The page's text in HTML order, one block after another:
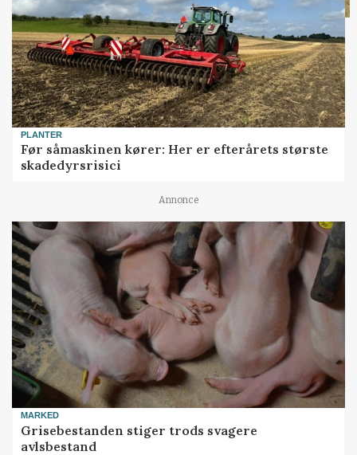
PLANTER
Før såmaskinen kører: Her er efterårets største
skadedyrsrisici
Annonce
MARKED
Grisebestanden stiger trods svagere
avlsbestand